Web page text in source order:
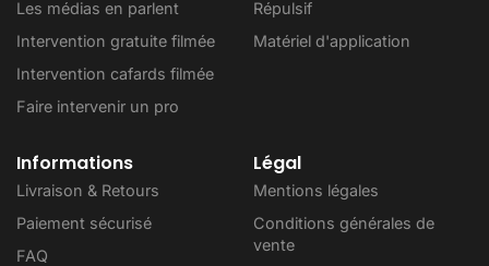
Les médias en parlent
Intervention gratuite filmée
Intervention cafards filmée
Faire intervenir un pro
Répulsif
Matériel d'application
Informations
Livraison & Retours
Paiement sécurisé
FAQ
Légal
Mentions légales
Conditions générales de
vente